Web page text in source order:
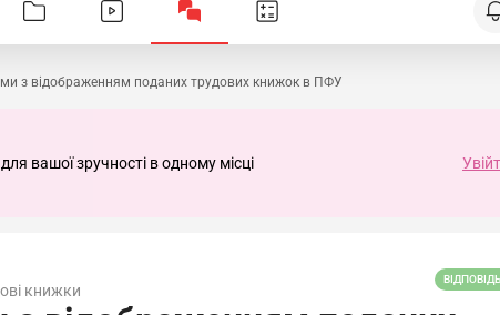
з відображенням поданих трудових книжок в ПФУ
вашої зручності в одному місці
книжки